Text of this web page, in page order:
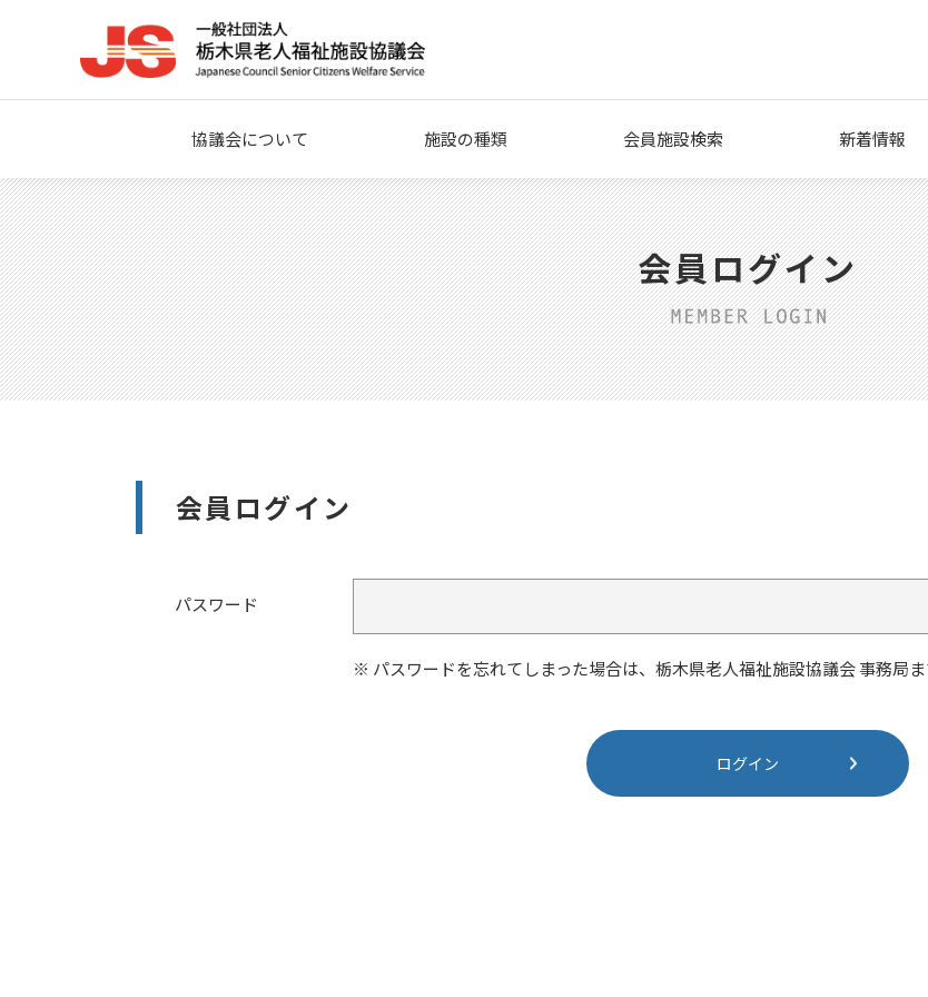
協議会について 施設の種類 会員施設検索 新着情報
会員ログイン
会員ログイン
パスワード
パスワードを忘れてしまった場合は、栃木県老人福祉施設協議会 事務局ま
ログイン